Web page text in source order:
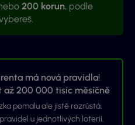
200 korun, podle
má nová pravidla!
až 200 000 tisíc měsíčně
pomalu ale jistě rozrůstá,
u jednotlivých loterií.